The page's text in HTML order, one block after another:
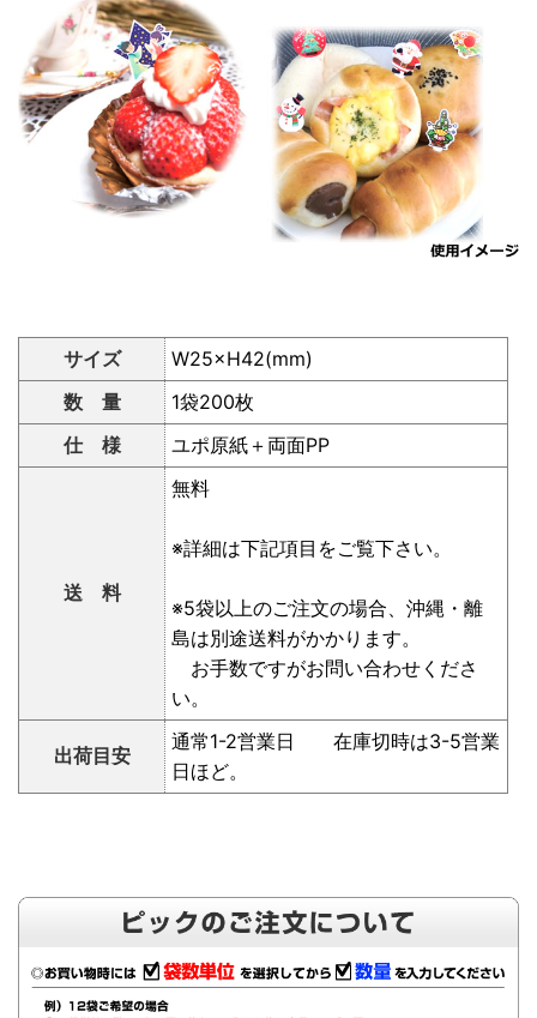
サイズ
W25×H42(mm)
数 量
1袋200枚
仕 様
ユポ原紙＋両面PP
送 料
無料
※詳細は下記項目をご覧下さい。
※5袋以上のご注文の場合、沖縄・離
島は別途送料がかかります。
お手数ですがお問い合わせくださ
い。
出荷目安
通常1-2営業日 在庫切時は3-5営業
日ほど。